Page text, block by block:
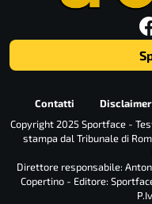
Contatti Disclaimer
Copyright 2025 Sportface -
stampa dal Tribunale di
Direttore responsabile:
Copertino - Editore: